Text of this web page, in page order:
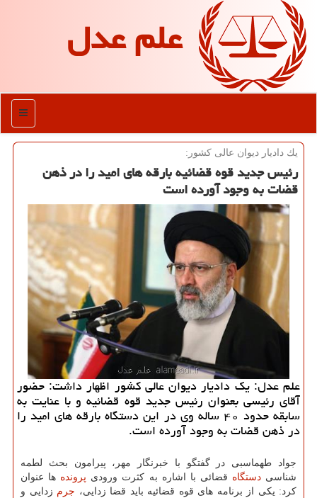
علم عدل
منو
یك دادیار دیوان عالی كشور:
رئیس جدید قوه قضائیه بارقه های امید را در ذهن
قضات به وجود آورده است
علم عدل: یك دادیار دیوان عالی كشور اظهار داشت: حضور
آقای رئیسی بعنوان رئیس جدید قوه قضائیه و با عنایت به
سابقه حدود ۴۰ ساله وی در این دستگاه بارقه های امید را
در ذهن قضات به وجود آورده است.
جواد طهماسبی در گفتگو با خبرنگار مهر، پیرامون بحث لطمه
شناسیدستگاه قضائی با اشاره به كثرت ورودی پرونده ها عنوان
كرد: یكی از برنامه های قوه قضائیه باید قضا زدایی، جرم زدایی و